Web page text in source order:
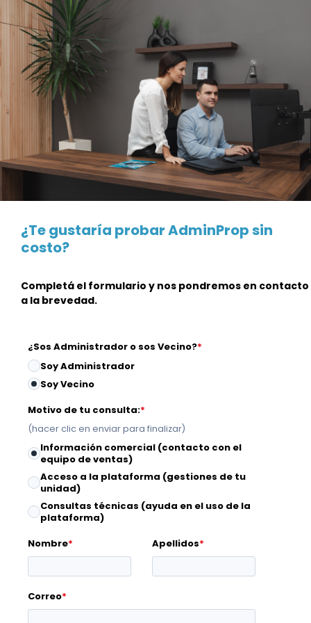
¿Te gustaría probar AdminProp sin
costo?
Completá el formulario y nos pondremos en contacto
a la brevedad.
¿Sos Administrador o sos Vecino?*
Soy Administrador
Soy Vecino
Motivo de tu consulta:*
(hacer clic en enviar para finalizar)
Información comercial (contacto con el
equipo de ventas)
Acceso a la plataforma (gestiones de tu
unidad)
Consultas técnicas (ayuda en el uso de la
plataforma)
Nombre* Apellidos*
Correo*